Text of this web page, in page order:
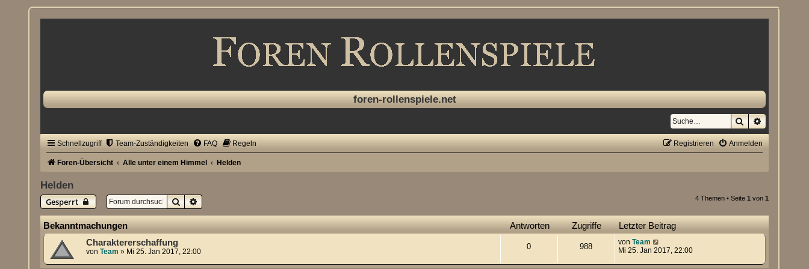
foren-rollenspiele.net
SucheErweiterte
Schnellzugriff Team-Zuständigkeiten FAQ Regeln Anmelden
Registrieren
Foren-Übersicht Alle unter einem Himmel Helden
Helden
Gesperrt
SucheErweiterte Suche 4 Themen • Seite 1 von 1
Bekanntmachungen Antworten Zugriffe Letzter Beitrag
Charaktererschaffung
vonTeam » Mi 25. Jan 2017, 22:00
0 988 von Team
Mi 25. Jan 2017, 22:00